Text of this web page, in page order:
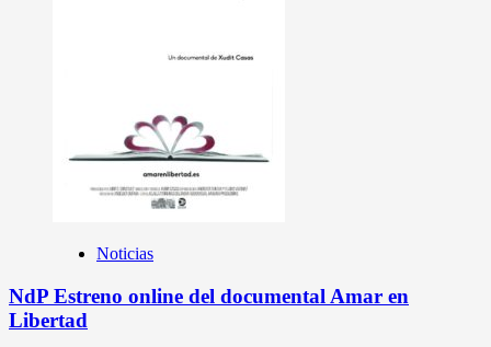
Noticias
NdP Estreno online del documental Amar en
Libertad